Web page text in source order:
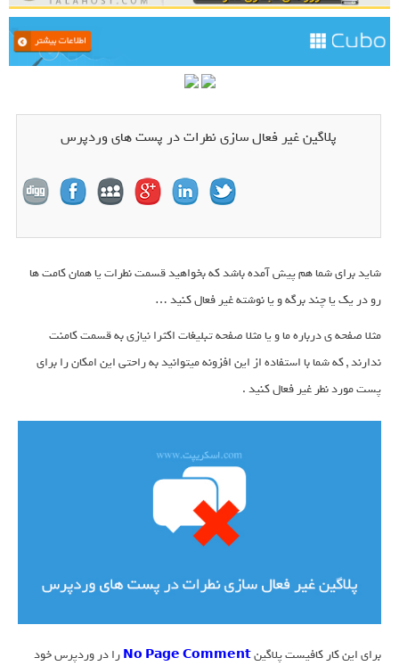
پلاگین غیر فعال سازی نطرات در پست های وردپرس
شاید برای شما هم پیش آمده باشد که بخواهید قسمت نطرات یا همان کامت ها
رو در یک یا چند برگه و یا نوشته غیر فعال کنید …
مثلا صفحه ی درباره ما و یا مثلا صفحه تبلیغات اکثرا نیازی به قسمت کامنت
ندارند , که شما با استفاده از این افزونه میتوانید به راحتی این امکان را برای
پست مورد نطر غیر فعال کنید .
برای این کار کافیست پلاگینNo Page Commentرا در وردپرس خود